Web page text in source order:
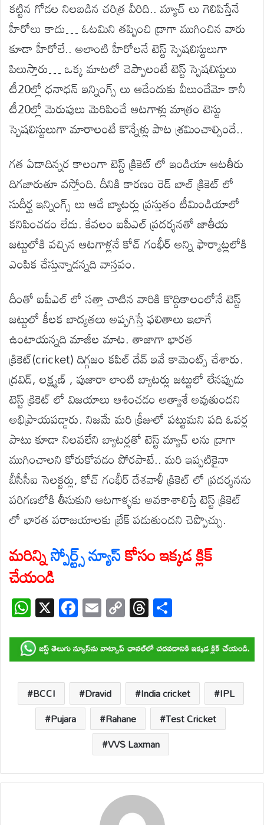
కట్టిన గోడల నిలబడిన చరిత్ర వీరిది.. మ్యాచ్ లు గెలిపిస్తేనే
హీరోలు కాదు… ఓటమిని తప్పించి డ్రాగా ముగించిన వారు
కూడా హీరోలే.. అలాంటి హీరోలనే టెస్ట్ స్పెషలిస్టులుగా
పిలుస్తారు… ఒక్క మాటలో చెప్పాలంటే టెస్ట్ స్పెషలిస్టులు
టీ20ల్లో ధనాధన్ ఇన్నింగ్స్ లు ఆడేందుకు వీలుందేమో కానీ
టీ20ల్లో మెరుపులు మెరిపించే ఆటగాళ్లు మాత్రం టెస్టు
స్పెషలిస్టులుగా మారాలంటే కొన్నేళ్లు పాట శ్రమించాల్సిందే..
గత ఏడాదిన్నర కాలంగా టెస్ట్ క్రికెట్ లో ఇండియా ఆటతీరు
దిగజారుతూ వస్తోంది. దీనికి కారణం రెడ్ బాల్ క్రికెట్ లో
సుదీర్ఘ ఇన్నింగ్స్ లు ఆడే బ్యాటర్లు ప్రస్తుతం టీమిండియాలో
కనిపించడం లేదు. కేవలం ఐపీఎల్ ప్రదర్శనతో జాతీయ
జట్టులోకి వచ్చిన ఆటగాళ్లనే కోచ్ గంభీర్ అన్ని ఫార్మాట్లలోకి
ఎంపిక చేస్తున్నాడన్నది వాస్తవం.
దీంతో ఐపీఎల్ లో సత్తా చాటిన వారికి కొద్దికాలంలోనే టెస్ట్
జట్టులో కీలక బాద్యతలు అప్పగిస్తే ఫలితాలు ఇలాగే
ఉంటాయన్నది మాజీల మాట. తాజాగా భారత
క్రికెట్(cricket) దిగ్గజం కపిల్ దేవ్ ఇవే కామెంట్స్ చేశారు.
ద్రవిడ్, లక్ష్మణ్ , పుజారా లాంటి బ్యాటర్లు జట్టులో లేనప్పుడు
టెస్ట్ క్రికెట్ లో విజయాలు ఆశించడం అత్యాశే అవుతుందని
అభిప్రాయపడ్డారు. నిజమే మరి క్రీజులో పట్టుమని పది ఓవర్ల
పాటు కూడా నిలవలేని బ్యాటర్లతో టెస్ట్ మ్యాచ్ లను డ్రాగా
ముగించాలని కోరుకోవడం పోరపాటే.. మరి ఇప్పటికైనా
బీసీసీఐ సెలక్టర్లు, కోచ్ గంభీర్ దేశవాళీ క్రికెట్ లో ప్రదర్శనను
పరిగణలోకి తీసుకుని ఆటగాళ్ళకు అవకాశాలిస్తే టెస్ట్ క్రికెట్
లో భారత పరాజయాలకు బ్రేక్ పడుతుందని చెప్పొచ్చు.
మరిన్నిస్పోర్ట్స్ న్యూస్కోసం ఇక్కడ క్లిక్
చేయండి
W
h
at
s
A
p
p
X F
ac
e
b
o
o
k
E
m
ail
C
o
p
y
Li
n
k
T
hr
e
a
d
s
ar
e
BCCI Dravid India cricket
IPL
Pujara
Rahane
Test Cricket
VVS Laxman